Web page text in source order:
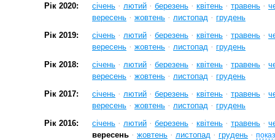
Рік 2020:
січень · лютий · березень · квітень · травень ·
вересень · жовтень · листопад · грудень
Рік 2019:
січень · лютий · березень · квітень · травень ·
вересень · жовтень · листопад · грудень
Рік 2018:
січень · лютий · березень · квітень · травень ·
вересень · жовтень · листопад · грудень
Рік 2017:
січень · лютий · березень · квітень · травень ·
вересень · жовтень · листопад · грудень
Рік 2016:
січень · лютий · березень · квітень · травень ·
вересень · жовтень · листопад · грудень ·